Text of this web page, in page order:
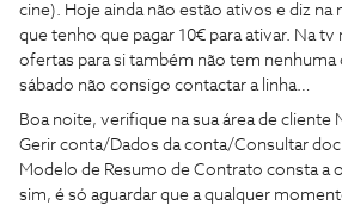
cine). Hoje ainda não estão ativos e diz na
que tenho que pagar 10€ para ativar. Na tv
ofertas para si também não tem
sábado não consigo contactar a linha…
Boa noite, verifique na sua área de cliente
Gerir conta/Dados da conta/Consultar
Modelo de Resumo de Contrato consta a
sim, é só aguardar que a qualquer